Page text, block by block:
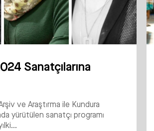
Sanatçılarına
ve Araştırma ile Kundura
yürütülen sanatçı programı